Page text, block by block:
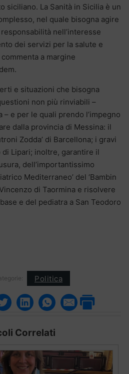
siciliano. La Sanità in Sicilia è un
nel quale bisogna agire
nell’interesse
dei servizi per la salute e
a margine
e situazioni che bisogna
non più rinviabili –
– e per le quali prendo l’impegno
dalla provincia di Messina: il
Zodda’ di Barcellona; i gravi
Lipari; inoltre, garantire il
dell’importantissimo
Mediterraneo’ del ‘Bambin
di Taormina e risolvere
e del pediatra a San Teodoro
Politica
Correlati